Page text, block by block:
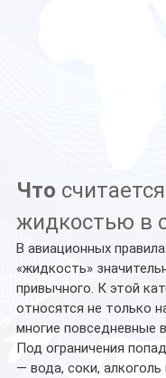
Что считается
жидкостью в
В авиационных
«жидкость»
привычного. К этой
относятся не только
многие повседневные
Под ограничения
— вода, соки, алкоголь